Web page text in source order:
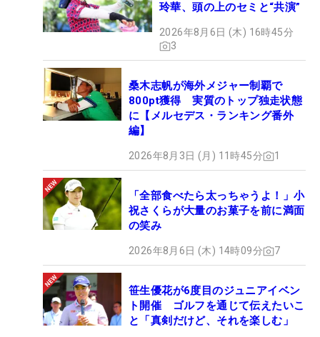
玲華、頭の上のセミと“共演”
2026年8月6日 (木) 16時45分
3
桑木志帆が海外メジャー制覇で
800pt獲得 実質のトップ独走状態
に【メルセデス・ランキング番外
編】
2026年8月3日 (月) 11時45分 1
「全部食べたら太っちゃうよ！」小
祝さくらが大量のお菓子を前に満面
の笑み
2026年8月6日 (木) 14時09分 7
笹生優花が6度目のジュニアイベン
ト開催 ゴルフを通じて伝えたいこ
と「真剣だけど、それを楽しむ」